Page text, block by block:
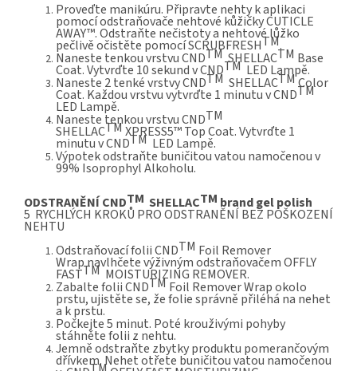
Proveďte manikúru. Připravte nehty k aplikaci
pomocí odstraňovače nehtové kůžičkyCUTICLE
AWAY™. Odstraňte nečistoty a nehtové lůžko
pečlivě očistěte pomocíSCRUBFRESHTM.
Naneste tenkou vrstvuCNDTM SHELLACTM Base
Coat. Vytvrďte 10 sekund vCNDTM LED Lampě.
Naneste 2 tenké vrstvyCNDTM SHELLACTMColor
Coat. Každou vrstvu vytvrďte 1 minutu vCNDTM
LED Lampě.
Naneste tenkou vrstvuCNDTM
SHELLACTMXPRESS5™ Top Coat. Vytvrďte 1
minutu vCNDTM LED Lampě.
Výpotek odstraňte buničitou vatou namočenou v
99% Isoprophyl Alkoholu.
ODSTRANĚNÍ CNDTM SHELLACTM brand gel polish
5 RYCHLÝCH KROKŮ PRO ODSTRANĚNÍ BEZ POŠKOZENÍ
NEHTU
Odstraňovací foliiCNDTM Foil Remover
Wrapnavlhčete výživným odstraňovačem OFFLY
FASTTM MOISTURIZING REMOVER.
Zabalte foliiCNDTMFoil Remover Wrapokolo
prstu, ujistěte se, že folie správně přiléhá na nehet
a k prstu.
Počkejte 5 minut. Poté krouživými pohyby
stáhněte folii z nehtu.
Jemně odstraňte zbytky produktu pomerančovým
dřívkem. Nehet otřete buničitou vatou namočenou